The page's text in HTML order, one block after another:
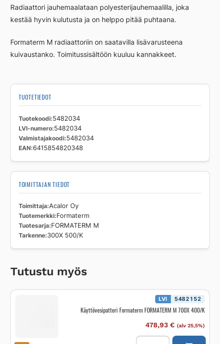
Radiaattori jauhemaalataan polyesterijauhemaalilla, joka
kestää hyvin kulutusta ja on helppo pitää puhtaana.
Formaterm M radiaattoriin on saatavilla lisävarusteena
kuivaustanko. Toimitussisältöön kuuluu kannakkeet.
TUOTETIEDOT
Tuotekoodi 5482034
LVI-numero 5482034
Valmistajakoodi 5482034
EAN 6415854820348
TOIMITTAJAN TIEDOT
Toimittaja Acalor Oy
Tuotemerkki Formaterm
Tuotesarja FORMATERM M
Tarkenne 300X 500/K
Tutustu myös
LVI 5482152
Käyttövesipatteri Formaterm FORMATERM M 700X 400/K
478,93 € (alv 25,5%)
Käyttövesipatteri